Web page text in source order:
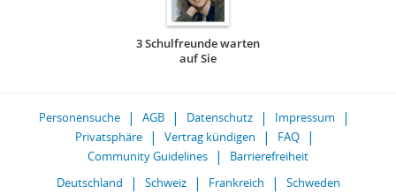
3 Schulfreunde warten
auf Sie
Personensuche AGB Datenschutz
Impressum
Privatsphäre
Vertrag kündigen
FAQ
Community Guidelines
Barrierefreiheit
Deutschland
Schweiz Frankreich Schweden